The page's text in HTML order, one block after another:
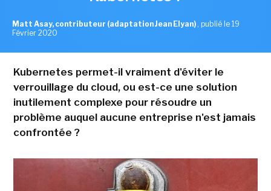
Matt Asay, contributeur (adaptation Jean Elyan) , publié le 19
Février 2020
Kubernetes permet-il vraiment d'éviter le
verrouillage du cloud, ou est-ce une solution
inutilement complexe pour résoudre un
problème auquel aucune entreprise n'est jamais
confrontée ?